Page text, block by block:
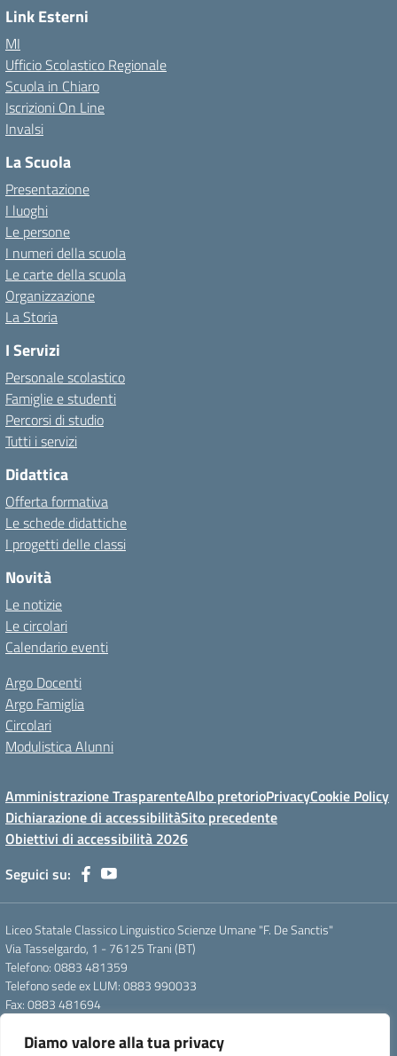
Diamo valore alla tua privacy
Link Esterni
MI
Ufficio Scolastico Regionale
Scuola in Chiaro
Iscrizioni On Line
Invalsi
La Scuola
Presentazione
I luoghi
Le persone
I numeri della scuola
Le carte della scuola
Organizzazione
La Storia
I Servizi
Personale scolastico
Famiglie e studenti
Percorsi di studio
Tutti i servizi
Didattica
Offerta formativa
Le schede didattiche
I progetti delle classi
Novità
Le notizie
Le circolari
Calendario eventi
Argo Docenti
Argo Famiglia
Circolari
Modulistica Alunni
Amministrazione TrasparenteAlbo pretorioPrivacyCookie Policy
Dichiarazione di accessibilitàSito precedente
Obiettivi di accessibilità 2026
Seguici su:
Liceo Statale Classico Linguistico Scienze Umane "F. De Sanctis"
Via Tasselgardo, 1 - 76125 Trani (BT)
Telefono: 0883 481359
Telefono sede ex LUM: 0883 990033
Fax: 0883 481694
Pec: btpc210007@pec.istruzione.it